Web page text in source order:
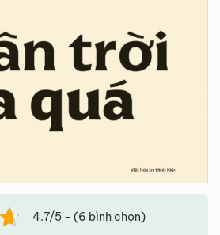
4.7/5 - (6 bình chọn)